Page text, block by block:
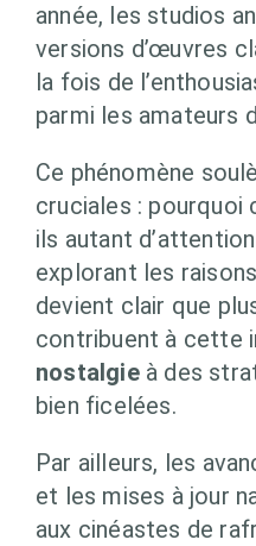
année, les studios
versions d’œuvres
la fois de
parmi les amateurs
Ce phénomène
cruciales :
ils autant
explorant les
devient clair que
contribuent à cette
nostalgieà des
bien ficelées.
Par ailleurs, les
et les mises à jour
aux cinéastes de